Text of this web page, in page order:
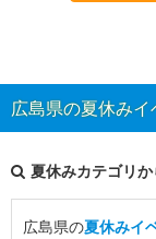
広島県の夏休み
夏休みカテゴリ
広島県の夏休みイ